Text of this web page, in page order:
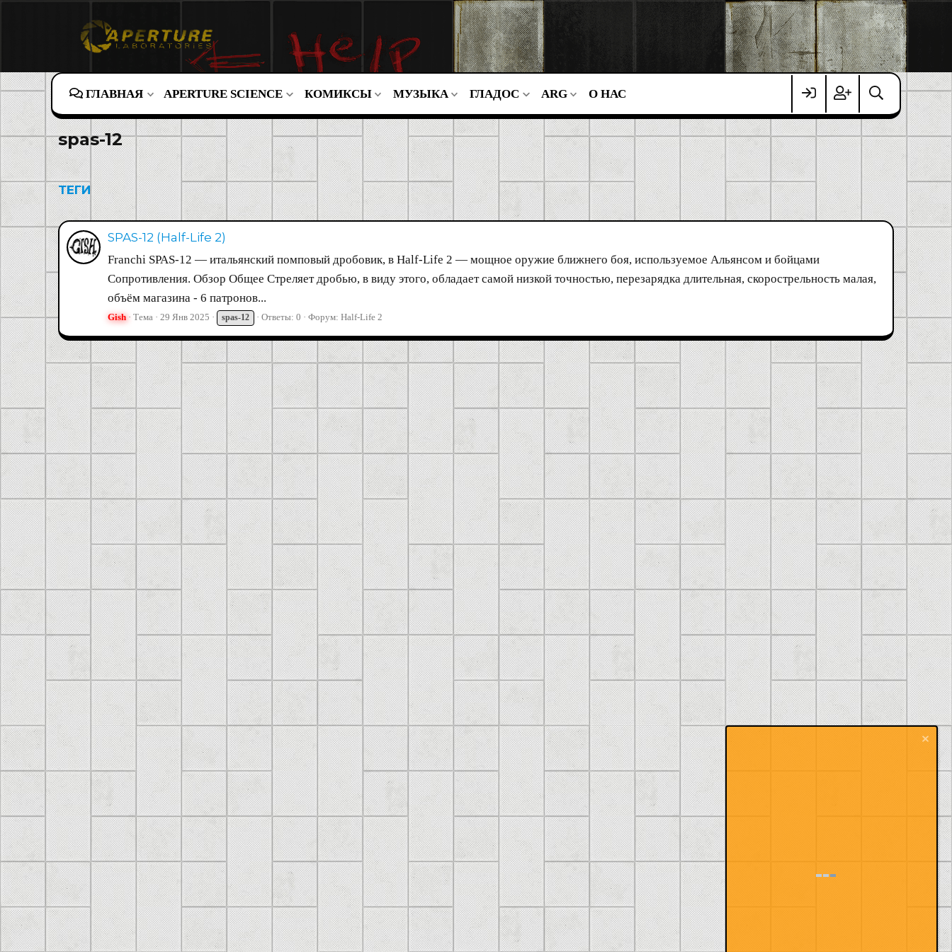
ГЛАВНАЯ APERTURE SCIENCE КОМИКСЫ МУЗЫКА ГЛАДОС ARG О НАС
spas-12
ТЕГИ
SPAS-12 (Half-Life 2)
Franchi SPAS-12 — итальянский помповый дробовик, в Half-Life 2 — мощное оружие ближнего боя, используемое Альянсом и бойцами
Сопротивления. Обзор Общее Стреляет дробью, в виду этого, обладает самой низкой точностью, перезарядка длительная, скорострельность малая,
объём магазина - 6 патронов...
Gish Тема 29 Янв 2025 spas-12 Ответы: 0 Форум: Half-Life 2